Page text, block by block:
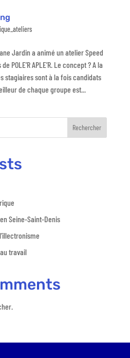
Jardin a animé un atelier Speed
POLE’R APLE’R. Le concept ? A la
stagiaires sont à la fois candidats
de chaque groupe est...
Rechercher
Seine-Saint-Denis
travail